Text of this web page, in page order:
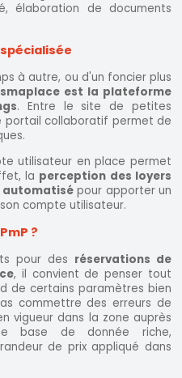
élaboration de documents
à autre, ou d'un foncier plus
est la plateforme
. Entre le site de petites
portail collaboratif permet de
utilisateur en place permet
la perception des loyers
automatisépour apporter un
compte utilisateur.
?
pour des réservations de
, il convient de penser tout
de certains paramètres bien
commettre des erreurs de
vigueur dans la zone auprès
base de donnée riche,
de prix appliqué dans